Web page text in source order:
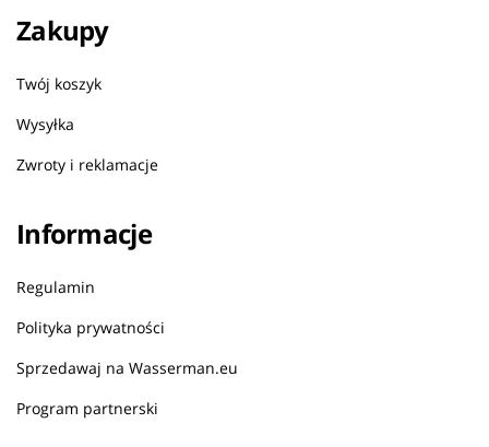
Zakupy
Twój koszyk
Wysyłka
Zwroty i reklamacje
Informacje
Regulamin
Polityka prywatności
Sprzedawaj na Wasserman.eu
Program partnerski